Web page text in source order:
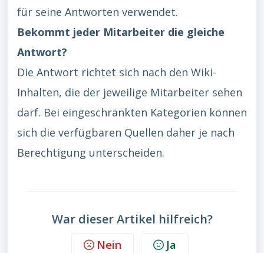
für seine Antworten verwendet.
Bekommt jeder Mitarbeiter die gleiche
Antwort?
Die Antwort richtet sich nach den Wiki-
Inhalten, die der jeweilige Mitarbeiter sehen
darf. Bei eingeschränkten Kategorien können
sich die verfügbaren Quellen daher je nach
Berechtigung unterscheiden.
War dieser Artikel hilfreich?
Nein Ja